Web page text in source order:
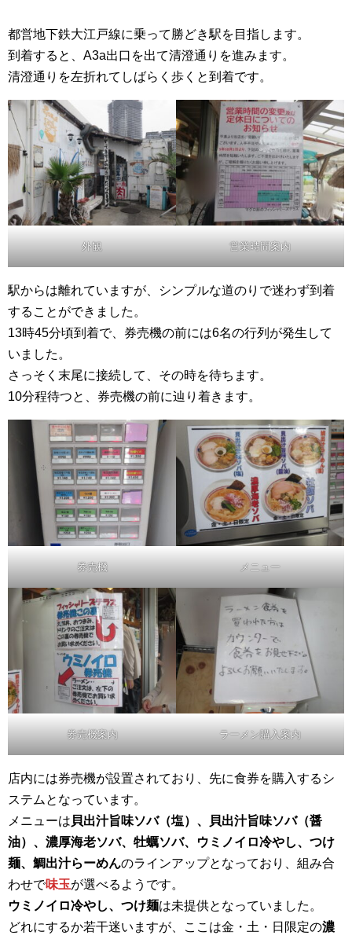
都営地下鉄大江戸線に乗って勝どき駅を目指します。
到着すると、A3a出口を出て清澄通りを進みます。
清澄通りを左折れてしばらく歩くと到着です。
外観 営業時間案内
駅からは離れていますが、シンプルな道のりで迷わず到着
することができました。
13時45分頃到着で、券売機の前には6名の行列が発生して
いました。
さっそく末尾に接続して、その時を待ちます。
10分程待つと、券売機の前に辿り着きます。
券売機 メニュー
券売機案内 ラーメン購入案内
店内には券売機が設置されており、先に食券を購入するシ
ステムとなっています。
メニューは 貝出汁旨味ソバ（塩）、貝出汁旨味ソバ（醤
油）、濃厚海老ソバ、牡蠣ソバ、ウミノイロ冷やし、つけ
麺、鯛出汁らーめんのラインアップとなっており、組み合
わせで味玉が選べるようです。
ウミノイロ冷やし、つけ麺は未提供となっていました。
どれにするか若干迷いますが、ここは金・土・日限定の濃